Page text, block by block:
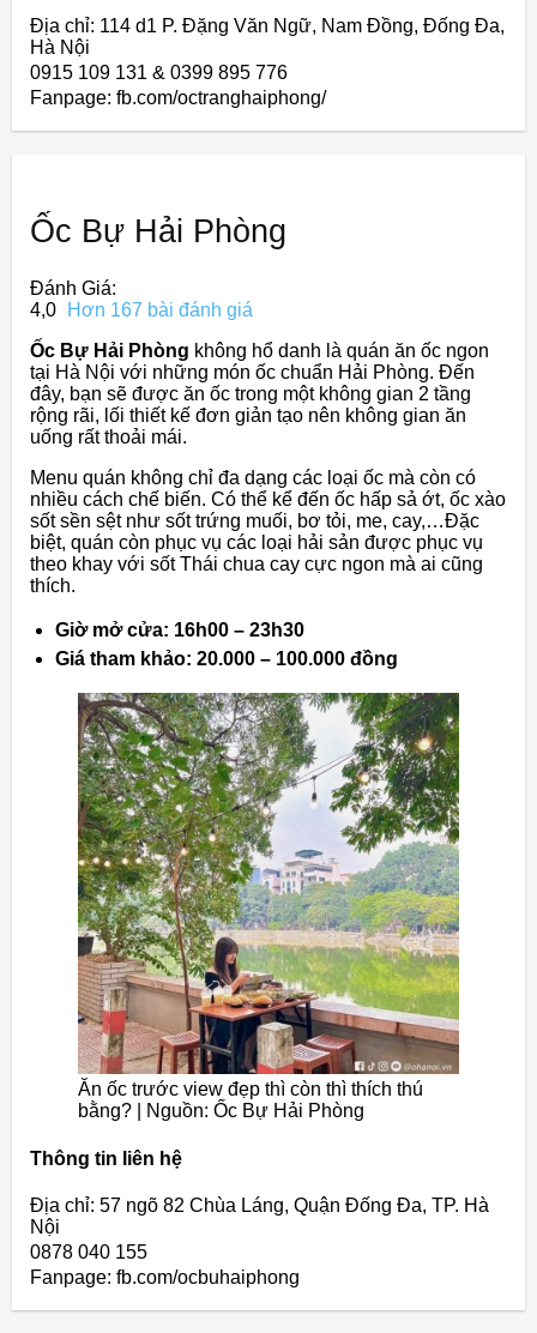
Địa chỉ: 114 d1 P. Đặng Văn Ngữ, Nam Đồng, Đống Đa,
Hà Nội
0915 109 131 & 0399 895 776
Fanpage: fb.com/octranghaiphong/
Ốc Bự Hải Phòng
Đánh Giá:
4,0
Hơn 167 bài đánh giá
Ốc Bự Hải Phòng không hổ danh là quán ăn ốc ngon
tại Hà Nội với những món ốc chuẩn Hải Phòng. Đến
đây, bạn sẽ được ăn ốc trong một không gian 2 tầng
rộng rãi, lối thiết kế đơn giản tạo nên không gian ăn
uống rất thoải mái.
Menu quán không chỉ đa dạng các loại ốc mà còn có
nhiều cách chế biến. Có thể kể đến ốc hấp sả ớt, ốc xào
sốt sền sệt như sốt trứng muối, bơ tỏi, me, cay,…Đặc
biệt, quán còn phục vụ các loại hải sản được phục vụ
theo khay với sốt Thái chua cay cực ngon mà ai cũng
thích.
Giờ mở cửa: 16h00 – 23h30
Giá tham khảo: 20.000 – 100.000 đồng
Ăn ốc trước view đẹp thì còn thì thích thú
bằng? | Nguồn: Ốc Bự Hải Phòng
Thông tin liên hệ
Địa chỉ: 57 ngõ 82 Chùa Láng, Quận Đống Đa, TP. Hà
Nội
0878 040 155
Fanpage: fb.com/ocbuhaiphong